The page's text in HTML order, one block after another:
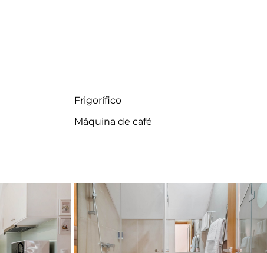
Frigorífico
Máquina de café